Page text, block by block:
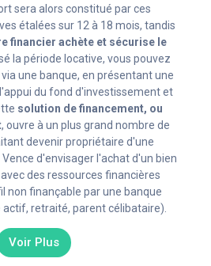
sera alors constitué par ces
étalées sur 12 à 18 mois, tandis
financier achète et sécurise le
la période locative, vous pouvez
une banque, en présentant une
du fond d'investissement et
solution de financement, ou
, ouvre à un plus grand nombre de
devenir propriétaire d'une
d'envisager l'achat d'un bien
des ressources financières
non finançable par une banque
retraité, parent célibataire).
Voir Plus